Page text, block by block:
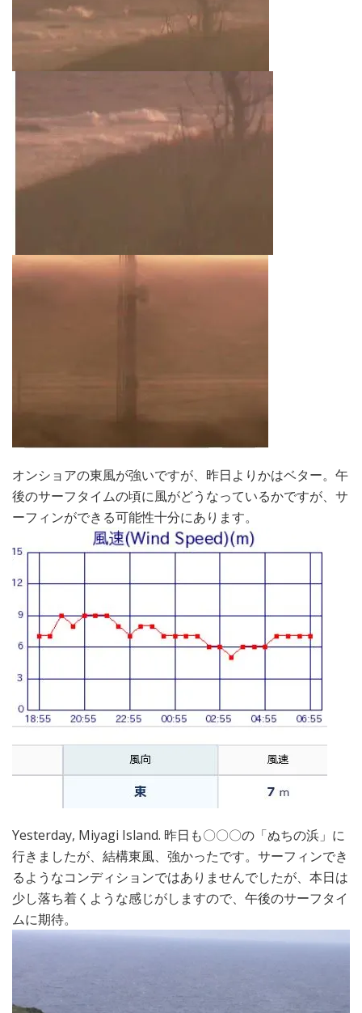
オンショアの東風が強いですが、昨日よりかはベター。午
後のサーフタイムの頃に風がどうなっているかですが、サ
ーフィンができる可能性十分にあります。
Yesterday, Miyagi Island. 昨日も〇〇〇の「ぬちの浜」に
行きましたが、結構東風、強かったです。サーフィンでき
るようなコンディションではありませんでしたが、本日は
少し落ち着くような感じがしますので、午後のサーフタイ
ムに期待。